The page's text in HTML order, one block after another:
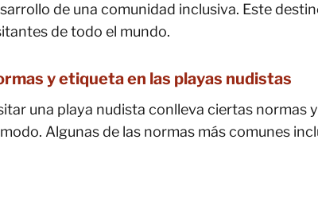
de una comunidad inclusiva. Este
de todo el mundo.
y etiqueta en las playas nudistas
una playa nudista conlleva ciertas normas
Algunas de las normas más comunes